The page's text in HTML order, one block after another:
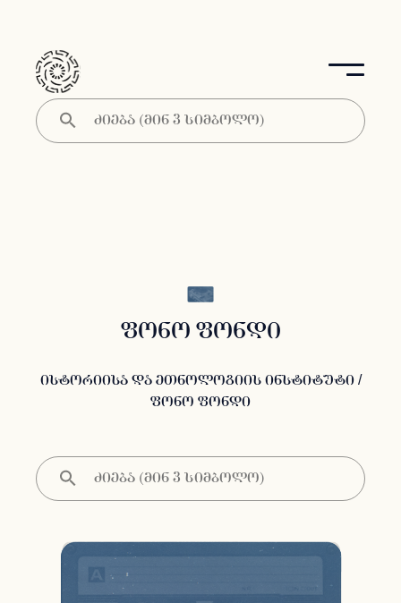
ფონო ფონდი
ისტორიისა და ეთნოლოგიის ინსტიტუტი /
ფონო ფონდი